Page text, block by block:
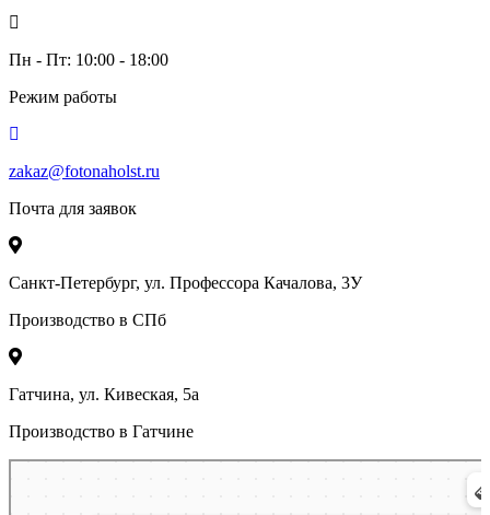
Пн - Пт: 10:00 - 18:00
Режим работы
zakaz@fotonaholst.ru
Почта для заявок
Санкт-Петербург, ул. Профессора Качалова, 3У
Производство в СПб
Гатчина, ул. Кивеская, 5а
Производство в Гатчине